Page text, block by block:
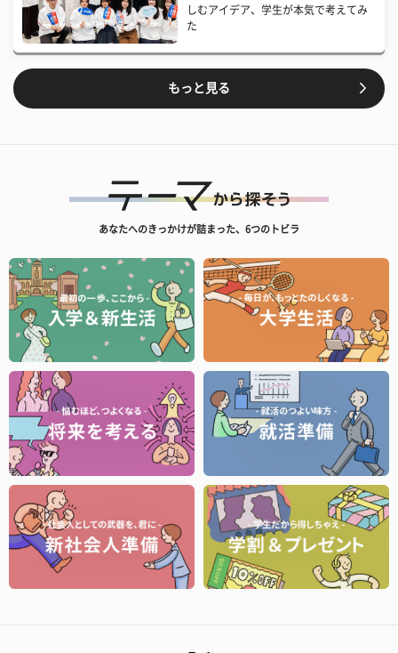
しむアイデア、学生が本気で考えてみ
た
もっと見る
あなたへのきっかけが詰まった、6つのトビラ